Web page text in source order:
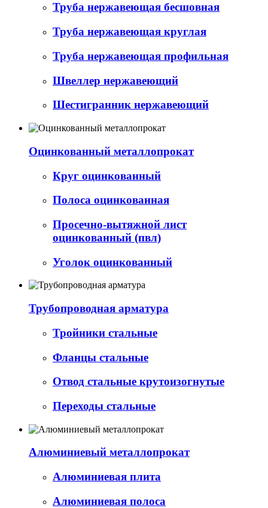
Труба нержавеющая бесшовная
Труба нержавеющая круглая
Труба нержавеющая профильная
Швеллер нержавеющий
Шестигранник нержавеющий
Оцинкованный металлопрокат
Круг оцинкованный
Полоса оцинкованная
Просечно-вытяжной лист
оцинкованный (пвл)
Уголок оцинкованный
Трубопроводная арматура
Тройники стальные
Фланцы стальные
Отвод стальные крутоизогнутые
Переходы стальные
Алюминиевый металлопрокат
Алюминиевая плита
Алюминиевая полоса